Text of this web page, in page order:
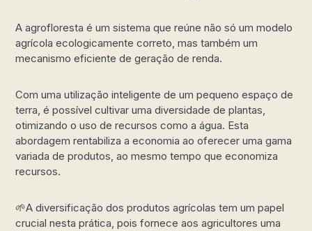
A agrofloresta é um sistema que reúne não só um modelo
agrícola ecologicamente correto, mas também um
mecanismo eficiente de geração de renda.
Com uma utilização inteligente de um pequeno espaço de
terra, é possível cultivar uma diversidade de plantas,
otimizando o uso de recursos como a água. Esta
abordagem rentabiliza a economia ao oferecer uma gama
variada de produtos, ao mesmo tempo que economiza
recursos.
🌱A diversificação dos produtos agrícolas tem um papel
crucial nesta prática, pois fornece aos agricultores uma